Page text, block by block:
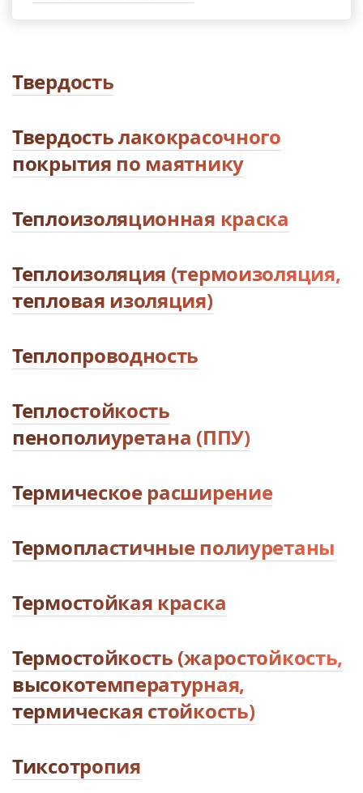
Твердость
Твердость лакокрасочного
покрытия по маятнику
Теплоизоляционная краска
Теплоизоляция (термоизоляция,
тепловая изоляция)
Теплопроводность
Теплостойкость
пенополиуретана (ППУ)
Термическое расширение
Термопластичные полиуретаны
Термостойкая краска
Термостойкость (жаростойкость,
высокотемпературная,
термическая стойкость)
Тиксотропия